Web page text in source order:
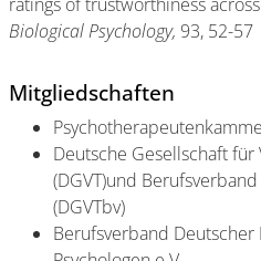
Biological Psychology, 93, 52-57
Mitgliedschaften
Deutsche Gesellschaft
(DGVT)und
(DGVTbv)
Berufsverband Deutscher